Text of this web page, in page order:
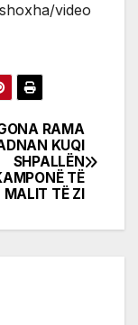
video
RAMA
KUQI
SHPALLËN
TË
MALIT TË ZI